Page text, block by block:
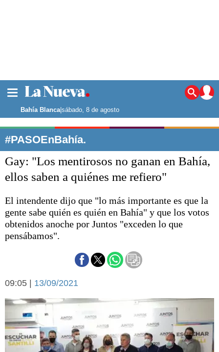
Noticias
La ciudad
Punta Alta
El mundo
Deportes
Escenario Olímpico
Liga del Sur
Básquetbol
Federal A
Aplausos
Con el campo
Espacio empresas
Sociedad y tiempo
libre
Sociedad
Tecnología
Bahía Blanca|sábado, 8 de agosto
#PASOEnBahía.
Gay: "Los mentirosos no ganan en Bahía,
ellos saben a quiénes me refiero"
El intendente dijo que "lo más importante es que la
gente sabe quién es quién en Bahía" y que los votos
obtenidos anoche por Juntos "exceden lo que
pensábamos".
09:05 | 13/09/2021